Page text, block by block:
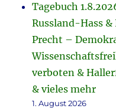
Tagebuch
Russland-Hass
Precht –
verboten &
& vieles mehr
1. August 2026